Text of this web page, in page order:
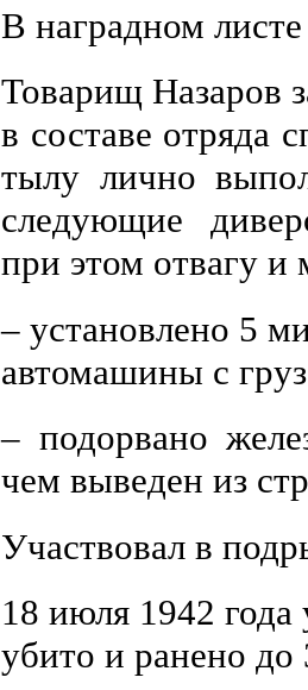
В наградном
Товарищ Назаров
в составе отряда
тылу лично
следующие
при этом отвагу и
– установлено 5
автомашины с
– подорвано
чем выведен из
Участвовал в
18 июля 1942
убито и ранено до